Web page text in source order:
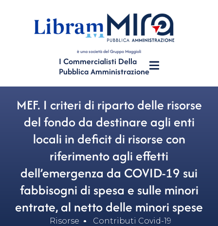
è una società del Gruppo Maggioli
I Commercialisti Della
Pubblica Amministrazione
MEF. I criteri di riparto delle risorse
del fondo da destinare agli enti
locali in deficit di risorse con
riferimento agli effetti
dell’emergenza da COVID-19 sui
fabbisogni di spesa e sulle minori
entrate, al netto delle minori spese
Risorse Contributi Covid-19